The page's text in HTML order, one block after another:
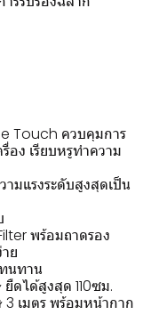
Touch ควบคุมการ
ง เรียบหรูทำความ
มแรงระดับสูงสุดเป็น
พร้อมถาดรอง
ย
นทาน
ดได้สูงสุด 110ซม.
เมตร พร้อมหน้ากาก